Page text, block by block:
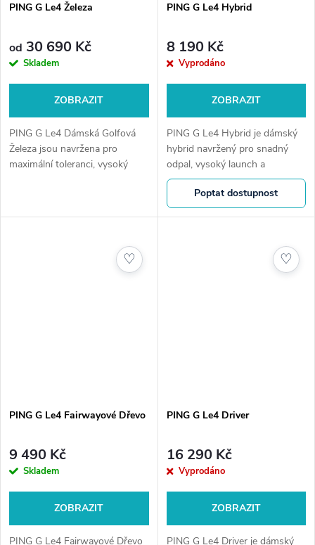
PING G Le4 Železa
od 30 690 Kč
Skladem
ZOBRAZIT
PING G Le4 Dámská Golfová
Železa jsou navržena pro
maximální toleranci, vysoký
PING G Le4 Hybrid
8 190 Kč
Vyprodáno
ZOBRAZIT
PING G Le4 Hybrid je dámský
hybrid navržený pro snadný
odpal, vysoký launch a
maximální toleranci. Lehká
konstrukce a stabilní hlava
pomáhají hrát delší a přesnější
Poptat dostupnost
PING G Le4 Fairwayové Dřevo
9 490 Kč
Skladem
ZOBRAZIT
PING G Le4 Fairwayové Dřevo
♡
PING G Le4 Driver
16 290 Kč
Vyprodáno
ZOBRAZIT
PING G Le4 Driver je dámský
♡